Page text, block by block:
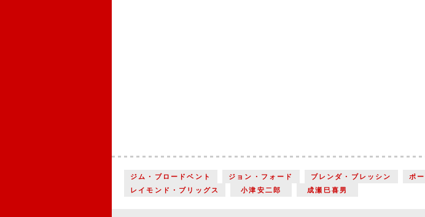
ジム・ブロードベント ジョン・フォード ブレンダ・ブレッシン
ポ
レイモンド・ブリッグス
小津安二郎 成瀬巳喜男